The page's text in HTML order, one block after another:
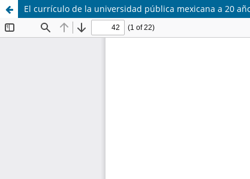
El currículo de la universidad pública mexicana a 20